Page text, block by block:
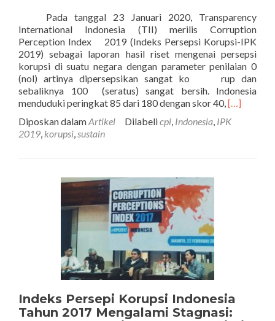
Pada tanggal 23 Januari 2020, Transparency
International Indonesia (TII) merilis Corruption
Perception Index 2019 (Indeks Persepsi Korupsi-IPK
2019) sebagai laporan hasil riset mengenai persepsi
korupsi di suatu negara dengan parameter penilaian 0
(nol) artinya dipersepsikan sangat ko rup dan
sebaliknya 100 (seratus) sangat bersih. Indonesia
menduduki peringkat 85 dari 180 dengan skor 40,
Persepsi
[…]
Diposkan dalamArtikel Dilabelicpi, Indonesia, IPK
2019, korupsi,sustain
Indeks Persepi Korupsi Indonesia
Tahun 2017 Mengalami Stagnasi: